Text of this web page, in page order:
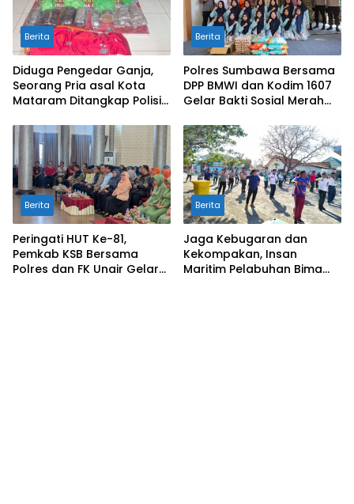
Berita
Diduga Pengedar Ganja,
Seorang Pria asal Kota
Mataram Ditangkap Polisi
Berita
Polres Sumbawa Bersama
DPP BMWI dan Kodim 1607
Gelar Bakti Sosial Merah
Hidayatullah
Berita
Peringati HUT Ke-81,
Pemkab KSB Bersama
Polres dan FK Unair Gelar
Berita
Jaga Kebugaran dan
Kekompakan, Insan
Maritim Pelabuhan Bima